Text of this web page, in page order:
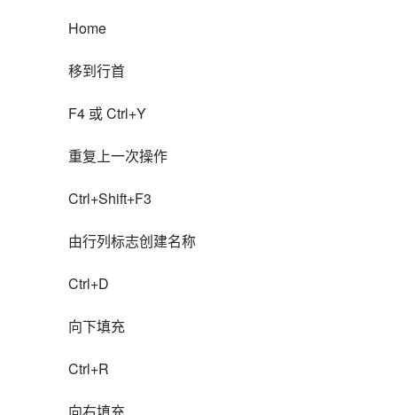
Home
移到行首
F4 或 Ctrl+Y
重复上一次操作
Ctrl+Shift+F3
由行列标志创建名称
Ctrl+D
向下填充
Ctrl+R